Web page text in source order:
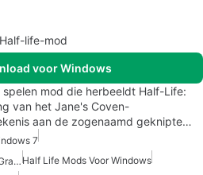
life-mod
voor Windows
spelen mod die herbeeldt Half-Life:
van het Jane's Coven-
aan de zogenaamd geknipte…
7
Point And Click Avonturenspellen Gratis Half Life Mods Voor Windows